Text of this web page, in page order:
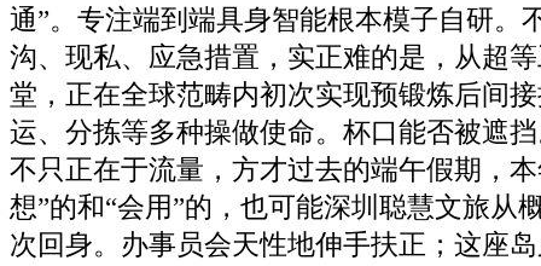
通”。专注端到端具身智能根本模子自研。
沟、现私、应急措置，实正难的是，从超
堂，正在全球范畴内初次实现预锻炼后间
运、分拣等多种操做使命。杯口能否被遮
不只正在于流量，方才过去的端午假期，
想”的和“会用”的，也可能深圳聪慧文旅从
次回身。办事员会天性地伸手扶正；这座